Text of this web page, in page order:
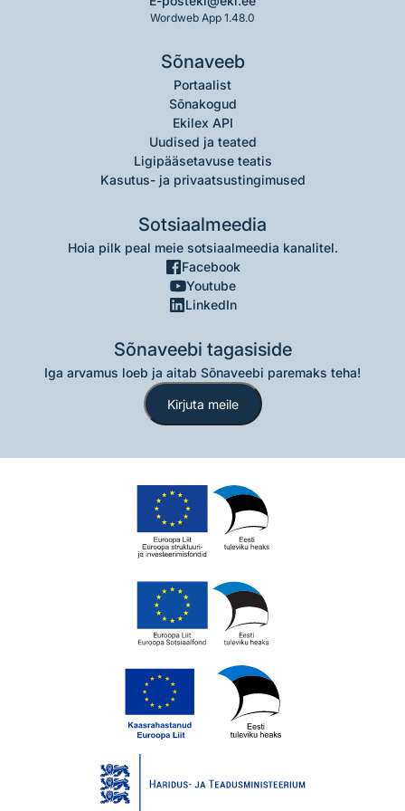
Wordweb App 1.48.0
Sõnaveeb
Portaalist
Sõnakogud
Ekilex API
Uudised ja teated
Ligipääsetavuse teatis
Kasutus- ja privaatsustingimused
Sotsiaalmeedia
Hoia pilk peal meie sotsiaalmeedia kanalitel.
Facebook
Youtube
LinkedIn
Sõnaveebi tagasiside
Iga arvamus loeb ja aitab Sõnaveebi paremaks teha!
Kirjuta meile